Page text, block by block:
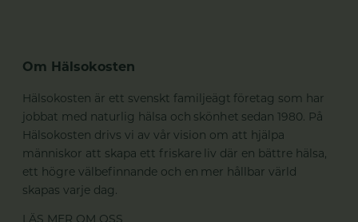
Om Hälsokosten
Hälsokosten är ett svenskt familjeägt företag som har
jobbat med naturlig hälsa och skönhet sedan 1980. På
Hälsokosten drivs vi av vår vision om att hjälpa
människor att skapa ett friskare liv där en bättre hälsa,
ett högre välbefinnande och en mer hållbar värld
skapas varje dag.
LÄS MER OM OSS